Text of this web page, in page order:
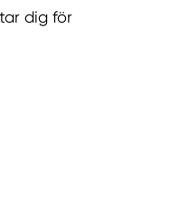
dig för